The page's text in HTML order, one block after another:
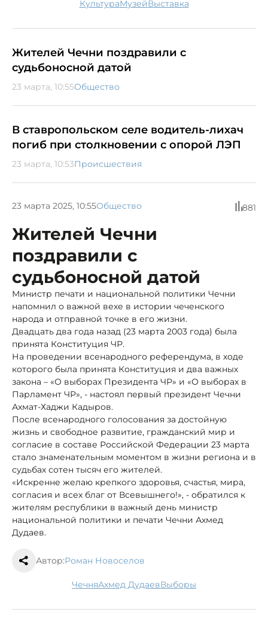
культура музей выставка
Жителей Чечни поздравили с
судьбоносной датой
23 марта, 10:55Общество
В ставропольском селе водитель-лихач
погиб при столкновении с опорой ЛЭП
23 марта, 10:53Происшествия
23 марта 2025, 10:55Общество 881
Жителей Чечни
поздравили с
судьбоносной датой
Министр печати и национальной политики Чечни
напомнил о важной вехе в истории чеченского
народа и отправной точке в его жизни.
Двадцать два года назад (23 марта 2003 года) была
принята Конституция ЧР.
На проведении всенародного референдума, в ходе
которого была принята Конституция и два важных
закона – «О выборах Президента ЧР» и «О выборах в
Парламент ЧР», - настоял первый президент Чечни
Ахмат-Хаджи Кадыров.
После всенародного голосования за достойную
жизнь и свободное развитие, гражданский мир и
согласие в составе Российской Федерации 23 марта
стало знаменательным моментом в жизни региона и в
судьбах сотен тысяч его жителей.
«Искренне желаю крепкого здоровья, счастья, мира,
согласия и всех благ от Всевышнего!», - обратился к
жителям республики в важный день министр
национальной политики и печати Чечни Ахмед
Дудаев.
Автор:Роман Новоселов
Чечня Ахмед Дудаев выборы